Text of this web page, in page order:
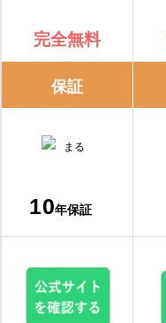
完全無料
保証
10年保証